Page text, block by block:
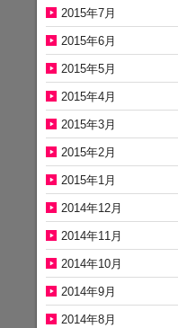
2015年7月
2015年6月
2015年5月
2015年4月
2015年3月
2015年2月
2015年1月
2014年12月
2014年11月
2014年10月
2014年9月
2014年8月